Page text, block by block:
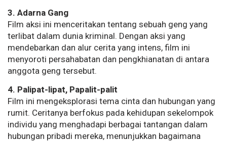
3. Adarna Gang
Film aksi ini menceritakan tentang sebuah geng yang
terlibat dalam dunia kriminal. Dengan aksi yang
mendebarkan dan alur cerita yang intens, film ini
menyoroti persahabatan dan pengkhianatan di antara
anggota geng tersebut​​.
4. Palipat-lipat, Papalit-palit
Film ini mengeksplorasi tema cinta dan hubungan yang
rumit. Ceritanya berfokus pada kehidupan sekelompok
individu yang menghadapi berbagai tantangan dalam
hubungan pribadi mereka, menunjukkan bagaimana